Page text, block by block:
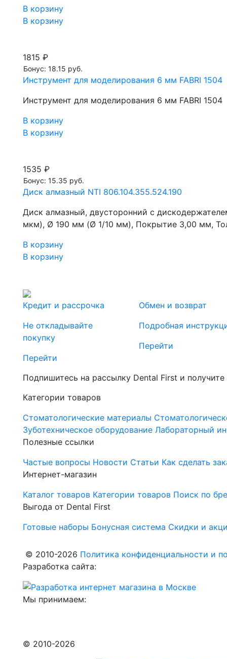
В корзину
В корзину
1815 ₽
Бонус: 18.15 руб.
Инструмент для моделирования 6 мм FABRI 1504
Инструмент для моделирования 6 мм FABRI 1504
В корзину
В корзину
1535 ₽
Бонус: 15.35 руб.
Диск алмазный NTI 806.104.355.524.190
Диск алмазный, двусторонний с
мкм), Ø 190 мм (Ø 1/10 мм), Покрытие 3,00 мм,
В корзину
В корзину
Кредит и рассрочка
Не откладывайте
покупку
Перейти
Обмен и возврат
Подробная
Перейти
Подпишитесь на рассылку Dental First и
Категории товаров
Стоматологические материалы
Зуботехническое оборудование Лабораторный
Полезные ссылки
Частые вопросы Новости Статьи Как сделать
Интернет-магазин
Каталог товаров Категории товаров Поиск по
Выгода от Dental First
Готовые наборы Бонусная система Скидки и
© 2010-2026 Политика конфиденциальности и
Разработка сайта:
Мы принимаем:
© 2010-2026